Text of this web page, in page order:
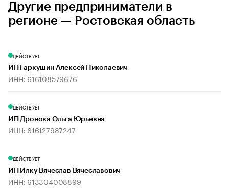
Другие предприниматели в
регионе — Ростовская область
ДЕЙСТВУЕТ
ИП Гаркушин Алексей Николаевич
ИНН: 616108579676
ДЕЙСТВУЕТ
ИП Дронова Ольга Юрьевна
ИНН: 616127987247
ДЕЙСТВУЕТ
ИП Илку Вячеслав Вячеславович
ИНН: 613304008899